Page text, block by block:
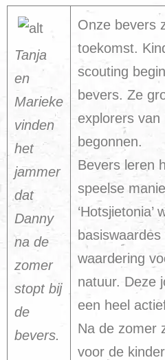
Tanja
en
Marieke
vinden
het
jammer
dat
Danny
na de
zomer
stopt bij
de
bevers.
Onze bevers
toekomst.
scouting
bevers. Ze
explorers
begonnen.
Bevers leren
speelse
waardering
natuur. Deze
een heel
Na de zomer
voor de